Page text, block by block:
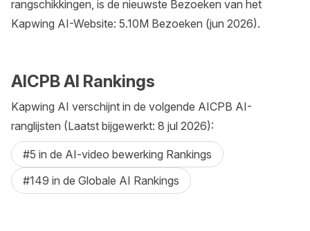
rangschikkingen, is de nieuwste Bezoeken van het
Kapwing AI-Website: 5.10M Bezoeken (jun 2026).
AICPB AI Rankings
Kapwing AI verschijnt in de volgende AICPB AI-
ranglijsten (Laatst bijgewerkt: 8 jul 2026):
#5 in de AI-video bewerking Rankings
#149 in de Globale AI Rankings